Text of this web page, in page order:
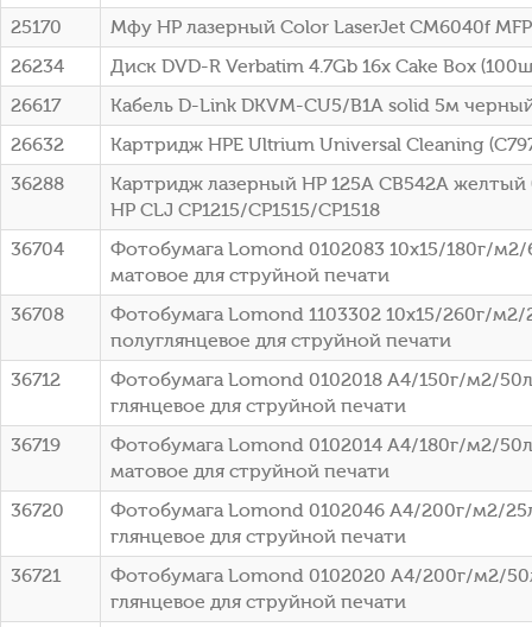
25170
Мфу HP лазерный Color LaserJet CM6040f
26234
Диск DVD-R Verbatim 4.7Gb 16x Cake Box
26617
Кабель D-Link DKVM-CU5/B1A solid 5м
26632
Картридж HPE Ultrium Universal Cleaning
36288
Картридж лазерный HP 125A CB542A желтый
HP CLJ CP1215/CP1515/CP1518
36704
Фотобумага Lomond 0102083 10x15/180г/
матовое для струйной печати
36708
Фотобумага Lomond 1103302 10x15/260г/
полуглянцевое для струйной печати
36712
Фотобумага Lomond 0102018 A4/150г/м2/
глянцевое для струйной печати
36719
Фотобумага Lomond 0102014 A4/180г/м2/
матовое для струйной печати
36720
Фотобумага Lomond 0102046 A4/200г/м2/
глянцевое для струйной печати
36721
Фотобумага Lomond 0102020 A4/200г/м2/
глянцевое для струйной печати